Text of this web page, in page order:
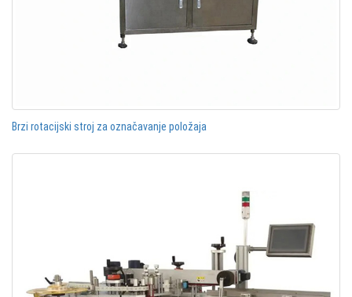
Brzi rotacijski stroj za označavanje položaja